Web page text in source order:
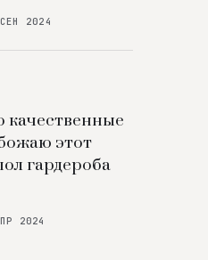
2024
качественные
этот
гардероба
2024